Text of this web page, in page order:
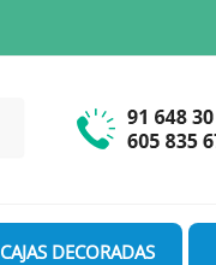
CAJAS DECORADAS